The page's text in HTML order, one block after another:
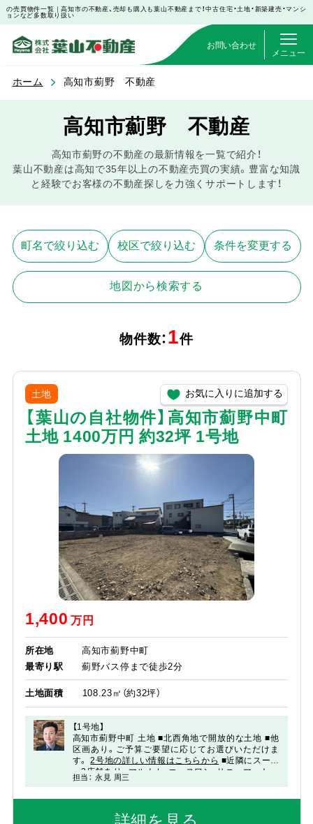
の売買物件一覧｜高知市の不動産、売却も購入も葉山不動産まで！中古住宅・土地・新築建売・マンシ
ョンなど多数取り扱い
お問い合わせ
メニュー
ホーム 高知市薊野 不動産
高知市薊野 不動産
高知市薊野の不動産の最新情報を一覧で紹介！
葉山不動産は高知で35年以上の不動産売買の実績。豊富な知識
と経験でお客様の不動産探しを力強くサポートします！
町名で絞り込む 校区で絞り込む 条件を変更する
地図から検索する
物件数：1件
土地
【葉山の自社物件】高知市薊野中町
土地 1400万円 約32坪 1号地
1,400 万円
所在地
高知市薊野中町
最寄り駅
薊野バス停まで徒歩2分
土地面積 108.23㎡（約32坪）
【1号地】
高知市薊野中町 土地 ■北西角地で開放的な土地 ■他
区画あり。ご予算ご要望に応じてお選びいただけま
す。
2号地の詳しい情報はこちらから ■近隣にスーパ
ー3店舗あり。マルナカ、エースワン、サニーマート
日々の買い物らくらく立地。
建築について
ご希望やご予算をお伺いしながら、
担当： 永見 周三
お気に入りに追加する